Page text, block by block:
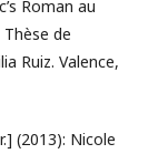
Roman au
de
Ruiz. Valence,
(2013): Nicole